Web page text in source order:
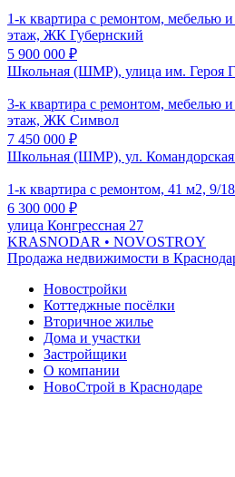
1-к квартира с ремонтом, мебелью
этаж, ЖК Губернский
5 900 000 ₽
Школьная (ШМР), улица им. Героя
3-к квартира с ремонтом, мебелью
этаж, ЖК Символ
7 450 000 ₽
Школьная (ШМР), ул. Командорская
1-к квартира с ремонтом, 41 м2, 9/
6 300 000 ₽
улица Конгрессная 27
KRASNODAR • NOVOSTROY
Продажа недвижимости в
Новостройки
Коттеджные посёлки
Вторичное жилье
Дома и участки
Застройщики
О компании
НовоСтрой в Краснодаре